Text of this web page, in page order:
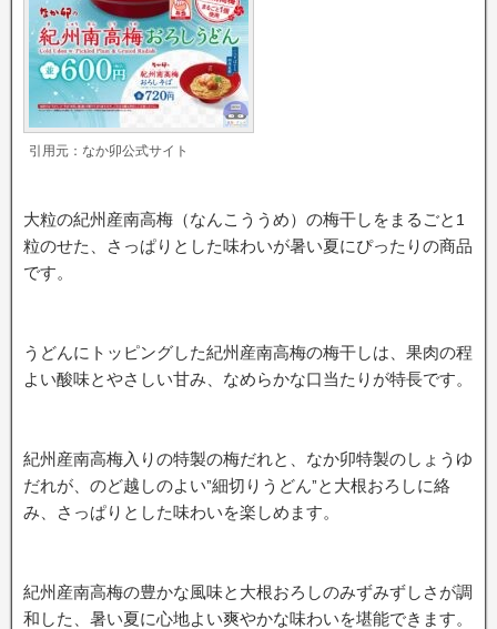
引用元：なか卯公式サイト
大粒の紀州産南高梅（なんこううめ）の梅干しをまるごと1
粒のせた、さっぱりとした味わいが暑い夏にぴったりの商品
です。
うどんにトッピングした紀州産南高梅の梅干しは、果肉の程
よい酸味とやさしい甘み、なめらかな口当たりが特長です。
紀州産南高梅入りの特製の梅だれと、なか卯特製のしょうゆ
だれが、のど越しのよい”細切りうどん”と大根おろしに絡
み、さっぱりとした味わいを楽しめます。
紀州産南高梅の豊かな風味と大根おろしのみずみずしさが調
和した、暑い夏に心地よい爽やかな味わいを堪能できます。